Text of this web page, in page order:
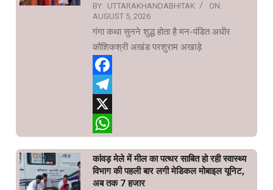
BY: UTTARAKHANDABHITAK
ON:
AUGUST 5, 2026
गंगा कथा सुनने शुद्ध होता है मन-पंडित अधीर
कौशिकश्री अखंड परशुराम अखाड़े
Facebook
Telegram
X
कांवड़ मेले में मील का पत्थर साबित हो रही स्वास्थ्य
विभाग की पहली बार लगी मेडिकल मोबाइल यूनिट,
अब तक 7 हजार